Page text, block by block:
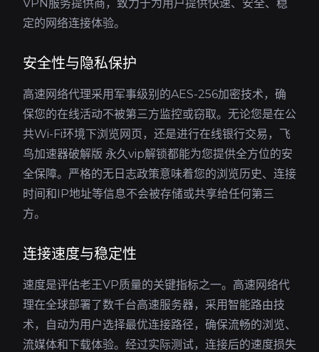
VPN服务提供商，致力于为用户提供快速、安全、稳
定的网络连接体验。
安全性与隐私保护
高速网络代理采用军事级别的AES-256加密技术，确
保您的在线活动不被第三方监控或窃取。无论您是在公
共Wi-Fi环境下浏览网页，还是进行在线银行交易，飞
鸟加速器破解版 永久vip解锁都能为您提供全方位的安
全保障。严格的无日志政策意味着您的浏览历史、连接
时间和IP地址等信息不会被存储或共享给任何第三
方。
连接速度与稳定性
速度是评估老王VP质量的关键指标之一。高速网络代
理在全球部署了数千台高速服务器，采用智能路由技
术，自动为用户选择最优连接路径，确保流畅的浏览、
流媒体和下载体验。经过实际测试，连接后的速度损失